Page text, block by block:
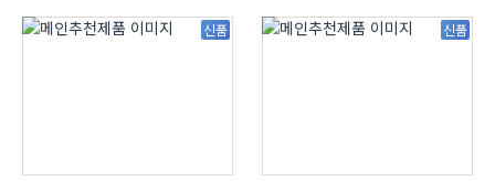
신품 신품